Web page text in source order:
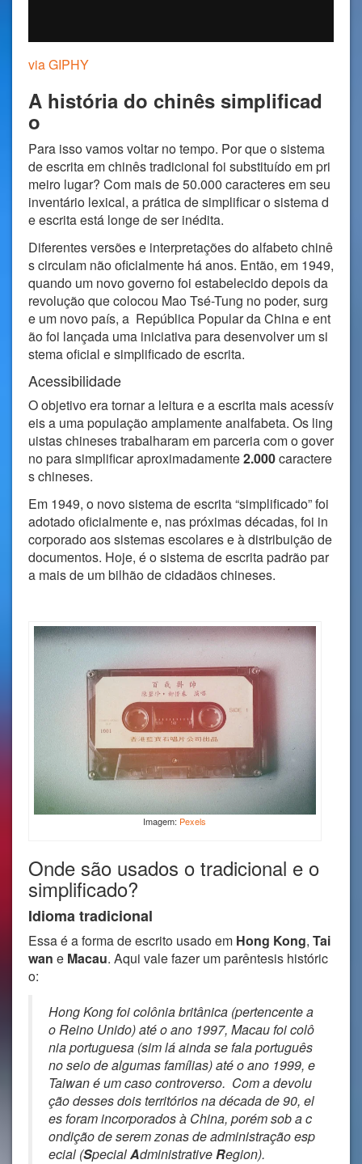
via GIPHY
A história do chinês simplificad
o
Para isso vamos voltar no tempo. Por que o sistema
de escrita em chinês tradicional foi substituído em pri
meiro lugar? Com mais de 50.000 caracteres em seu
inventário lexical, a prática de simplificar o sistema d
e escrita está longe de ser inédita.
Diferentes versões e interpretações do alfabeto chinê
s circulam não oficialmente há anos. Então, em 1949,
quando um novo governo foi estabelecido depois da
revolução que colocou Mao Tsé-Tung no poder, surg
e um novo país, a República Popular da China e ent
ão foi lançada uma iniciativa para desenvolver um si
stema oficial e simplificado de escrita.
Acessibilidade
O objetivo era tornar a leitura e a escrita mais acessív
eis a uma população amplamente analfabeta. Os ling
uistas chineses trabalharam em parceria com o gover
no para simplificar aproximadamente2.000caractere
s chineses.
Em 1949, o novo sistema de escrita “simplificado” foi
adotado oficialmente e, nas próximas décadas, foi in
corporado aos sistemas escolares e à distribuição de
documentos. Hoje, é o sistema de escrita padrão par
a mais de um bilhão de cidadãos chineses.
Imagem: Pexels
Onde são usados ​​o tradicional e o
simplificado?
Idioma tradicional
Essa é a forma de escrito usado em Hong Kong, Tai
wan e Macau. Aqui vale fazer um parêntesis históric
o:
Hong Kong foi colônia britânica (pertencente a
o Reino Unido) até o ano 1997, Macau foi colô
nia portuguesa (sim lá ainda se fala português
no seio de algumas famílias) até o ano 1999, e
Taiwan é um caso controverso. Com a devolu
ção desses dois territórios na década de 90, el
es foram incorporados à China, porém sob a c
ondição de serem zonas de administração esp
ecial (SpecialAdministrativeRegion).